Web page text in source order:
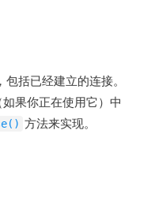
括已经建立的连接。
如果你正在使用它）中
方法来实现。